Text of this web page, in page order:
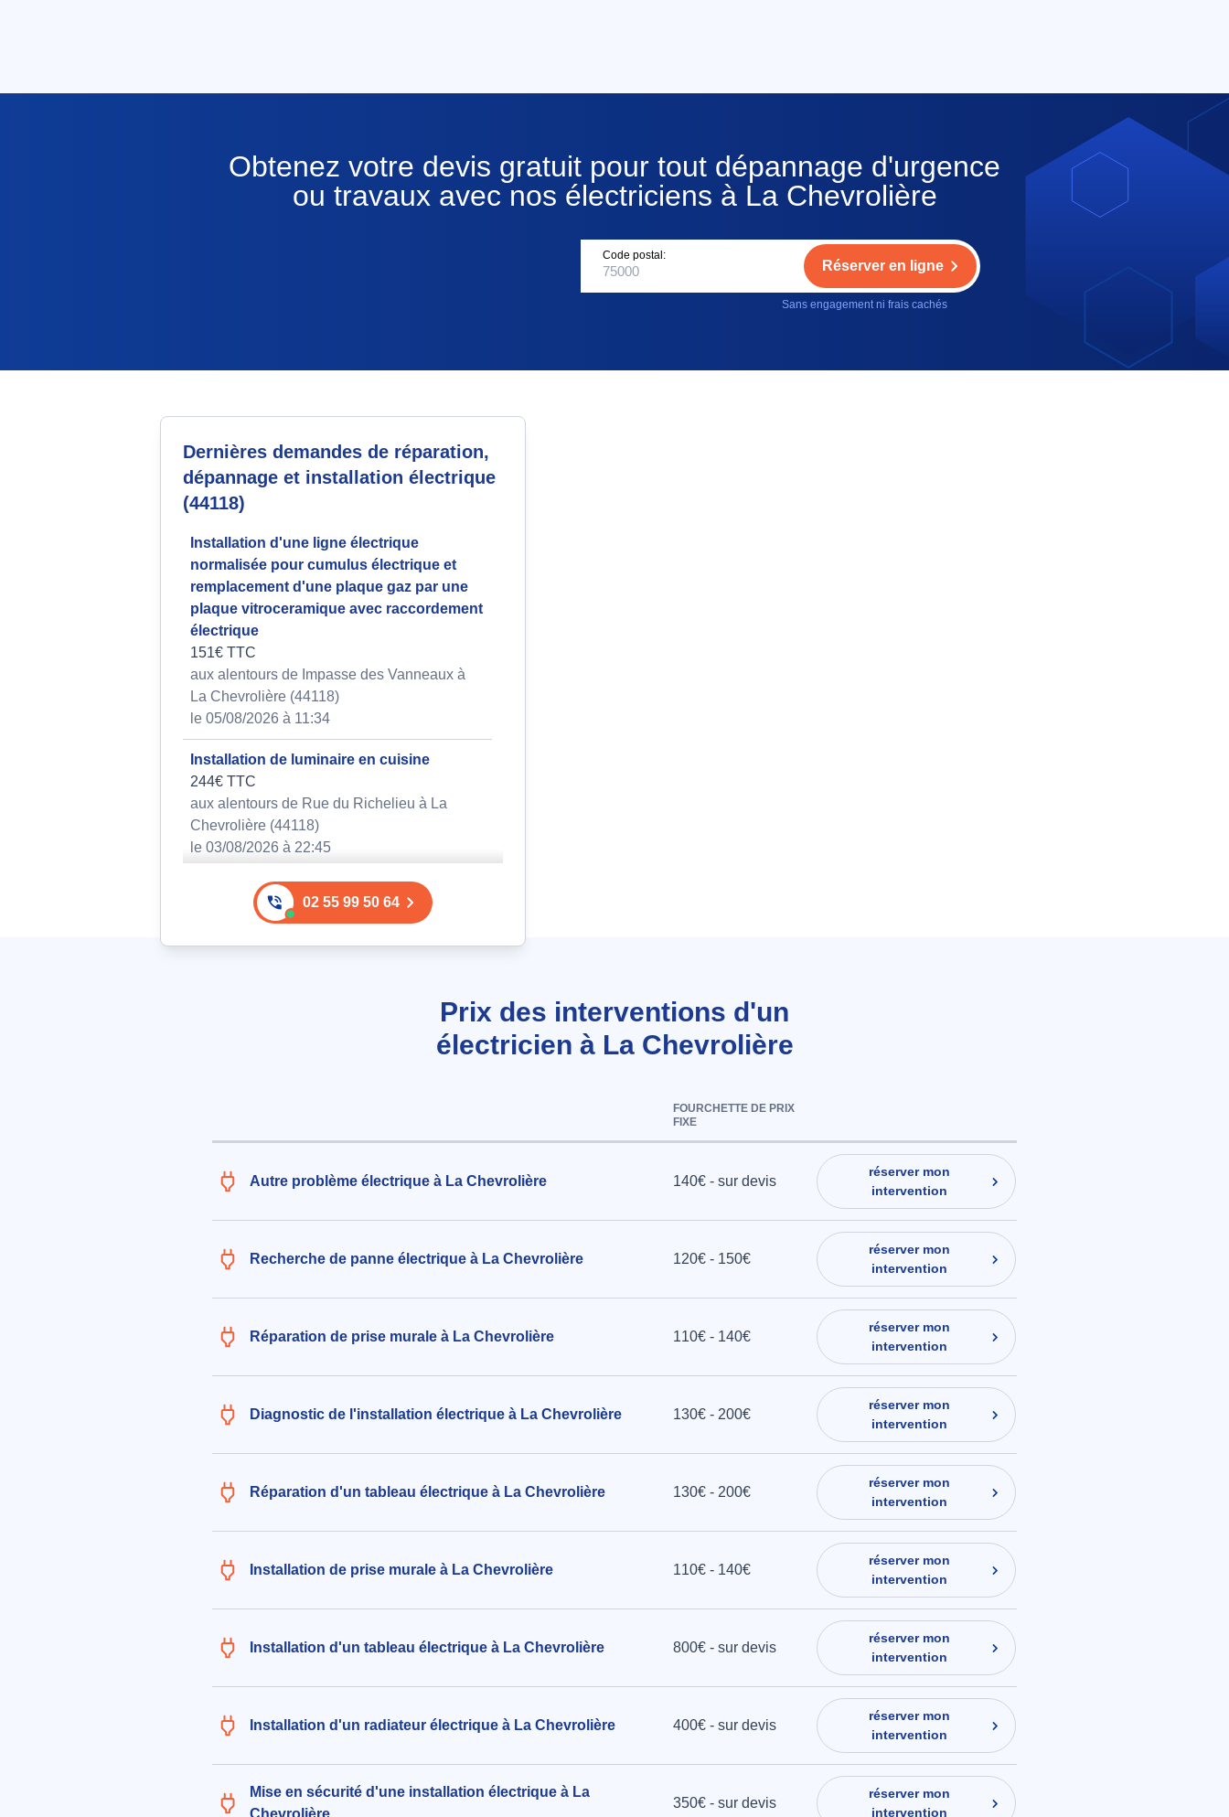
Obtenez votre devis gratuit pour tout dépannage d'urgence
ou travaux avec nos électriciens à La Chevrolière
Code postal:
Réserver en ligne
Sans engagement ni frais cachés
Dernières demandes de réparation,
dépannage et installation électrique
(44118)
Installation d'une ligne électrique
normalisée pour cumulus électrique et
remplacement d'une plaque gaz par une
plaque vitroceramique avec raccordement
électrique
151€ TTC
aux alentours de Impasse des Vanneaux à
La Chevrolière (44118)
le 05/08/2026 à 11:34
Installation de luminaire en cuisine
244€ TTC
aux alentours de Rue du Richelieu à La
Chevrolière (44118)
le 03/08/2026 à 22:45
Remplacement d'un projecteur extérieur
fourni par le client
Remplacement d'une plaque chauffante
le 03/08/2026 à 09:53
296€ TTC
(44118)
146€ TTC
aux alentours de Panveau à La Chevrolière
(44118)
02 55 99 50 64
Prix des interventions d'un
électricien à La Chevrolière
FOURCHETTE DE PRIX
FIXE
Autre problème électrique à La Chevrolière 140€ - sur devis
réserver mon
intervention
Recherche de panne électrique à La Chevrolière 120€ - 150€
réserver mon
intervention
Réparation de prise murale à La Chevrolière 110€ - 140€
réserver mon
intervention
Diagnostic de l'installation électrique à La Chevrolière 130€ - 200€
réserver mon
intervention
Réparation d'un tableau électrique à La Chevrolière 130€ - 200€
réserver mon
intervention
Installation de prise murale à La Chevrolière 110€ - 140€
réserver mon
intervention
Installation d'un tableau électrique à La Chevrolière 800€ - sur devis
réserver mon
intervention
Installation d'un radiateur électrique à La Chevrolière 400€ - sur devis
réserver mon
intervention
Mise en sécurité d'une installation électrique à La
350€ - sur devis
réserver mon
intervention